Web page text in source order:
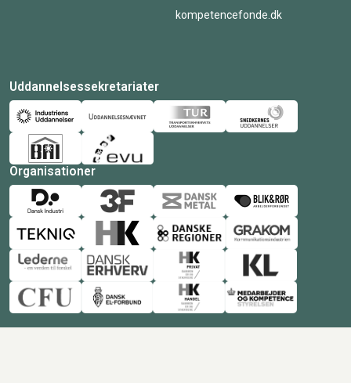
kompetencefonde.dk
Uddannelsessekretariater
Organisationer